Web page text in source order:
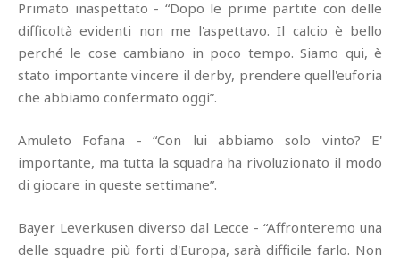
Primato inaspettato - “Dopo le prime partite con delle
difficoltà evidenti non me l'aspettavo. Il calcio è bello
perché le cose cambiano in poco tempo. Siamo qui, è
stato importante vincere il derby, prendere quell'euforia
che abbiamo confermato oggi”.
Amuleto Fofana - “Con lui abbiamo solo vinto? E'
importante, ma tutta la squadra ha rivoluzionato il modo
di giocare in queste settimane”.
Bayer Leverkusen diverso dal Lecce - “Affronteremo una
delle squadre più forti d'Europa, sarà difficile farlo. Non